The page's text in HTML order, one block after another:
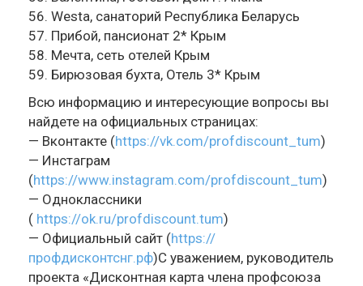
56. Westa, санаторий Республика Беларусь
57. Прибой, пансионат 2* Крым
58. Мечта, сеть отелей Крым
59. Бирюзовая бухта, Отель 3* Крым
Всю информацию и интересующие вопросы вы
найдете на официальных страницах:
— Вконтакте (https://vk.com/profdiscount_tum)
— Инстаграм
(https://www.instagram.com/profdiscount_tum)
— Одноклассники
( https://ok.ru/profdiscount.tum)
— Официальный сайт (https://
профдисконтснг.рф)С уважением, руководитель
проекта «Дисконтная карта члена профсоюза